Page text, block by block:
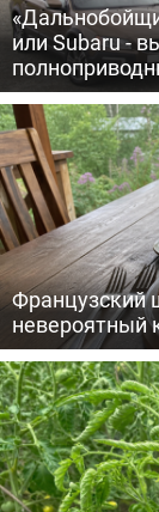
или Subaru -
Французский
невероятный